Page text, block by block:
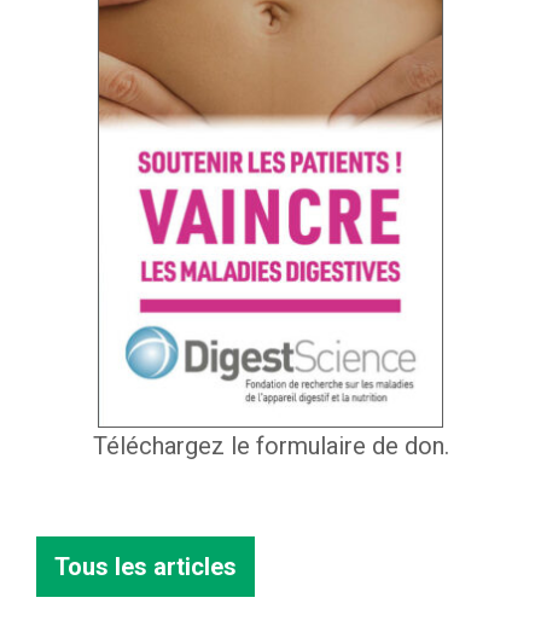
Téléchargez le formulaire de don.
Tous les articles